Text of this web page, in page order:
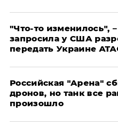
​"Что-то изменилось",
запросила у США
передать Украине
​Российская "Арена"
дронов, но танк все
произошло